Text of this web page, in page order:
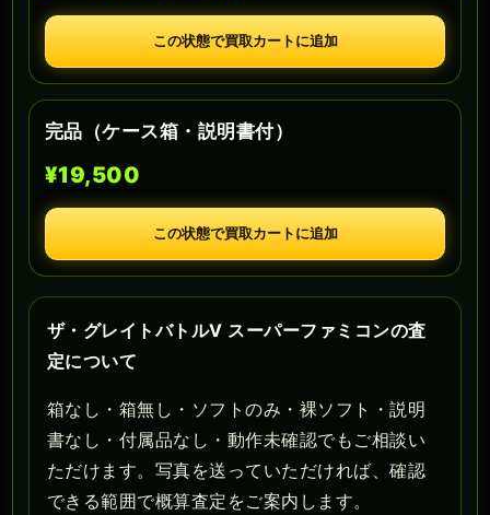
この状態で買取カートに追加
完品（ケース箱・説明書付）
¥19,500
この状態で買取カートに追加
ザ・グレイトバトルV スーパーファミコンの査
定について
箱なし・箱無し・ソフトのみ・裸ソフト・説明
書なし・付属品なし・動作未確認でもご相談い
ただけます。写真を送っていただければ、確認
できる範囲で概算査定をご案内します。